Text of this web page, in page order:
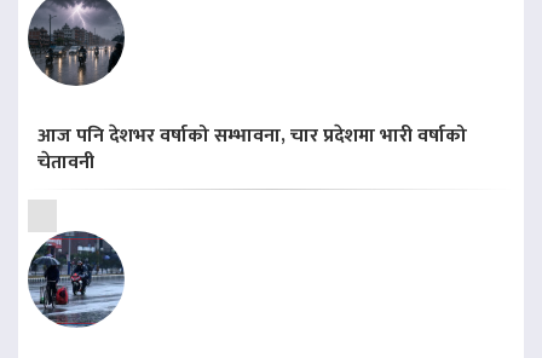
आज पनि देशभर वर्षाको सम्भावना, चार प्रदेशमा भारी वर्षाको
चेतावनी